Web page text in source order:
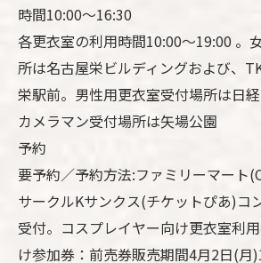
時間10:00～16:30
各更衣室の利用時間10:00～19:00 。
所は名古屋栄ビルディングおよび、
栄駅前。男性用更衣室受付場所は日経
カメラマン受付場所は矢場公園
予約
要予約／予約方法:ファミリーマート
サークルKサンクス(チケットぴあ)コ
受付。コスプレイヤー向け更衣室利
け参加券：前売券販売期間4月2日(月